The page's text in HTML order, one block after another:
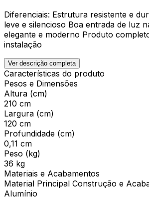
Diferenciais: Estrutura resistente e
leve e silencioso Boa entrada de luz
elegante e moderno Produto
instalação
Ver descrição completa
Características do produto
Pesos e Dimensões
Altura (cm)
210 cm
Largura (cm)
120 cm
Profundidade (cm)
0,11 cm
Peso (kg)
36 kg
Materiais e Acabamentos
Material Principal Construção e
Alumínio